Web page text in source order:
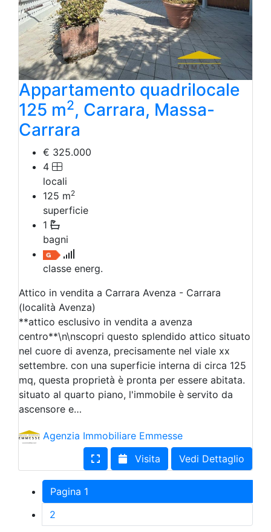
Appartamento quadrilocale
125 m2, Carrara, Massa-
Carrara
€ 325.000
4
locali
125 m2
superficie
1
bagni
classe energ.
Attico in vendita a Carrara Avenza - Carrara
(località Avenza)
**attico esclusivo in vendita a avenza
centro**\n\nscopri questo splendido attico situato
nel cuore di avenza, precisamente nel viale xx
settembre. con una superficie interna di circa 125
mq, questa proprietà è pronta per essere abitata.
situato al quarto piano, l'immobile è servito da
ascensore e…
Agenzia Immobiliare Emmesse
Visita
Vedi Dettaglio
Pagina 1
2